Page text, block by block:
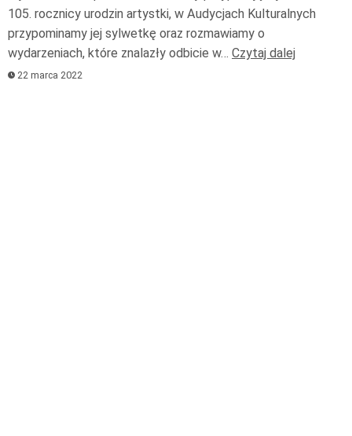
105. rocznicy urodzin artystki, w Audycjach Kulturalnych
przypominamy jej sylwetkę oraz rozmawiamy o
wydarzeniach, które znalazły odbicie w… Czytaj dalej
22 marca 2022